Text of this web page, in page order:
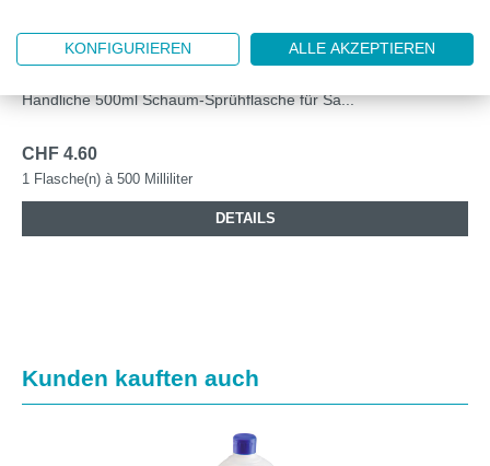
SANIVEX POWER LEERFLASCHE, 500 ML
Handliche 500ml Schaum-Sprühflasche für Sa...
CHF 4.60
1 Flasche(n) à 500 Milliliter
DETAILS
Produktgalerie überspringen
Kunden kauften auch
KONFIGURIEREN ALLE AKZEPTIEREN